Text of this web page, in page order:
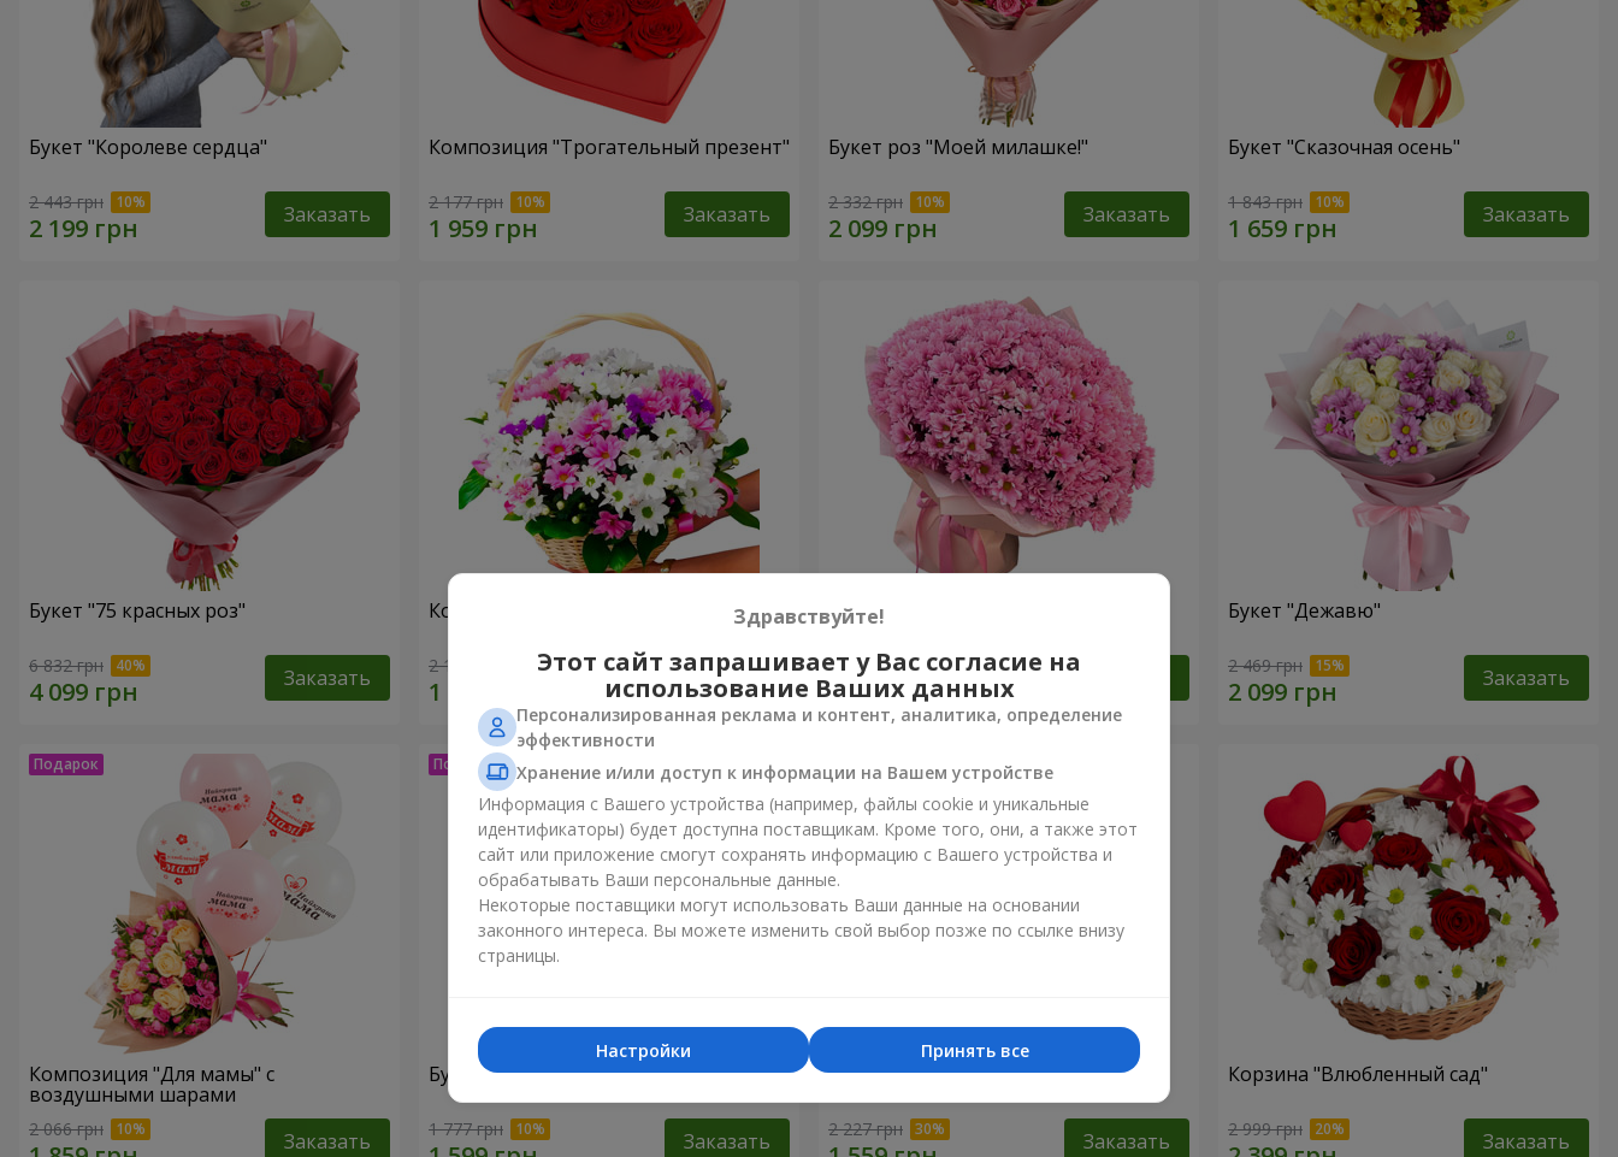
Букет "Королеве сердца"
2 443 грн Заказать
Композиция "Трогательный презент"
2 177 грн Заказать
Букет роз "Моей милашке!"
2 332 грн Заказать
Букет "Сказочная осень"
1 843 грн Заказать
Букет "75 красных роз"
6 832 грн Заказать
Корзина хризантем "Яркая поляна"
2 187 грн Заказать
Букет "Свежее решение"
4 574 грн
Букет "Дежавю"
2 469 грн Заказать
Композиция "Для мамы" с
воздушными шарами
2 066 грн Заказать
Букет "Маме в подарок"
1 777 грн Заказать
Букет "Сердечные струны"
2 227 грн Заказать
Корзина "Влюбленный сад"
2 999 грн Заказать
Здравствуйте!
Этот сайт запрашивает у Вас согласие на
использование Ваших данных
Персонализированная реклама и контент, аналитика, определение
эффективности
Хранение и/или доступ к информации на Вашем устройстве
Информация с Вашего устройства (например, файлы cookie и уникальные
идентификаторы) будет доступна поставщикам. Кроме того, они, а также этот
сайт или приложение смогут сохранять информацию с Вашего устройства и
обрабатывать Ваши персональные данные.
Некоторые поставщики могут использовать Ваши данные на основании
законного интереса. Вы можете изменить свой выбор позже по ссылке внизу
страницы.
Принять все
Настройки